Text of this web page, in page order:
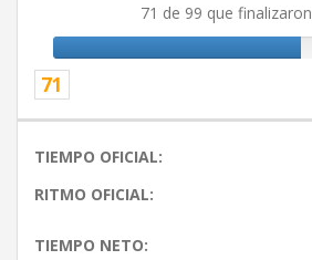
71 de 99 que finalizaron
71
TIEMPO OFICIAL:
RITMO OFICIAL:
TIEMPO NETO: